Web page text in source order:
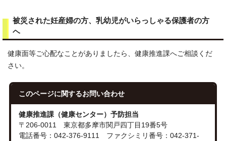
被災された妊産婦の方、乳幼児がいらっしゃる保護者の方
ヘ
健康面等ご心配なことがありましたら、健康推進課へご相談くだ
さい。
このページに関するお問い合わせ
健康推進課（健康センター）予防担当
〒206-0011 東京都多摩市関戸四丁目19番5号
電話番号：042-376-9111 ファクシミリ番号：042-371-